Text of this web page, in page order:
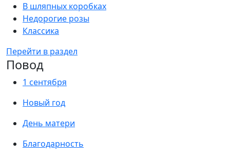
В шляпных коробках
Недорогие розы
Классика
Перейти в раздел
Повод
1 сентября
Новый год
День матери
Благодарность